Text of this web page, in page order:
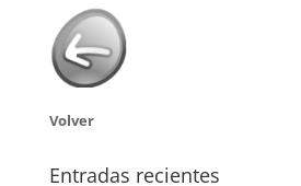
Volver
Entradas recientes